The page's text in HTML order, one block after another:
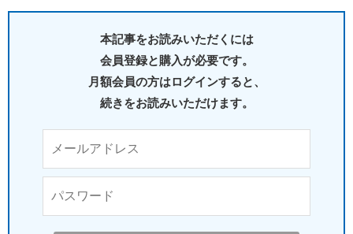
本記事をお読みいただくには
会員登録と購入が必要です。
月額会員の方はログインすると、
続きをお読みいただけます。